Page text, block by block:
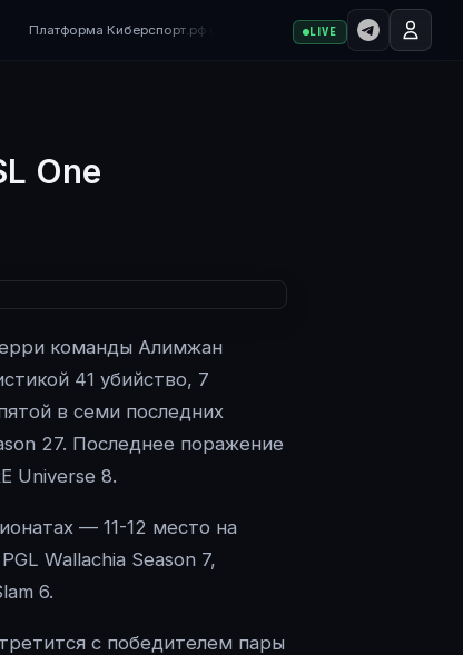
Платформа Киберспорт.рф в бета-тестировании — возможны
LIVE
One
команды Алимжан
41 убийство, 7
в семи последних
27. Последнее поражение
Universe 8.
— 11-12 место на
Wallachia Season 7,
6.
с победителем пары